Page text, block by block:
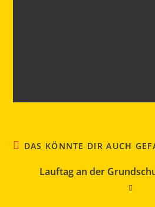
DAS KÖNNTE DIR AUCH
Lauftag an der